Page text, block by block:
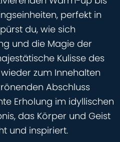
perfekt in
du, wie sich
und die Magie der
Kulisse des
zum Innehalten
Abschluss
Erholung im idyllischen
das Körper und Geist
und inspiriert.